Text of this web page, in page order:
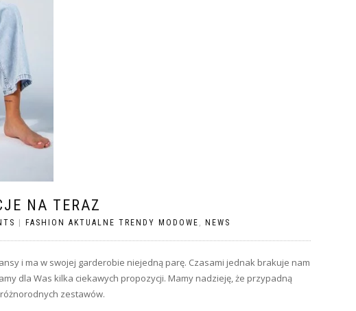
NA TERAZ
FASHION AKTUALNE TRENDY MODOWE , NEWS
i ma w swojej garderobie niejedną parę. Czasami jednak brakuje nam
dla Was kilka ciekawych propozycji. Mamy nadzieję, że przypadną
zestawów.